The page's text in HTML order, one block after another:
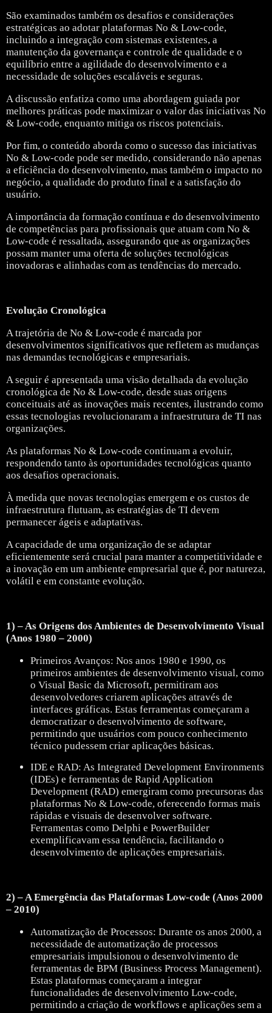
São examinados também os desafios e considerações
estratégicas ao adotar plataformas No & Low-code,
incluindo a integração com sistemas existentes, a
manutenção da governança e controle de qualidade e o
equilíbrio entre a agilidade do desenvolvimento e a
necessidade de soluções escaláveis e seguras.
A discussão enfatiza como uma abordagem guiada por
melhores práticas pode maximizar o valor das iniciativas No
& Low-code, enquanto mitiga os riscos potenciais.
Por fim, o conteúdo aborda como o sucesso das iniciativas
No & Low-code pode ser medido, considerando não apenas
a eficiência do desenvolvimento, mas também o impacto no
negócio, a qualidade do produto final e a satisfação do
usuário.
A importância da formação contínua e do desenvolvimento
de competências para profissionais que atuam com No &
Low-code é ressaltada, assegurando que as organizações
possam manter uma oferta de soluções tecnológicas
inovadoras e alinhadas com as tendências do mercado.
Evolução Cronológica
A trajetória de No & Low-code é marcada por
desenvolvimentos significativos que refletem as mudanças
nas demandas tecnológicas e empresariais.
A seguir é apresentada uma visão detalhada da evolução
cronológica de No & Low-code, desde suas origens
conceituais até as inovações mais recentes, ilustrando como
essas tecnologias revolucionaram a infraestrutura de TI nas
organizações.
As plataformas No & Low-code continuam a evoluir,
respondendo tanto às oportunidades tecnológicas quanto
aos desafios operacionais.
À medida que novas tecnologias emergem e os custos de
infraestrutura flutuam, as estratégias de TI devem
permanecer ágeis e adaptativas.
A capacidade de uma organização de se adaptar
eficientemente será crucial para manter a competitividade e
a inovação em um ambiente empresarial que é, por natureza,
volátil e em constante evolução.
1) – As Origens dos Ambientes de Desenvolvimento Visual
(Anos 1980 – 2000)
Primeiros Avanços: Nos anos 1980 e 1990, os
primeiros ambientes de desenvolvimento visual, como
o Visual Basic da Microsoft, permitiram aos
desenvolvedores criarem aplicações através de
interfaces gráficas. Estas ferramentas começaram a
democratizar o desenvolvimento de software,
permitindo que usuários com pouco conhecimento
técnico pudessem criar aplicações básicas.
IDE e RAD: As Integrated Development Environments
(IDEs) e ferramentas de Rapid Application
Development (RAD) emergiram como precursoras das
plataformas No & Low-code, oferecendo formas mais
rápidas e visuais de desenvolver software.
Ferramentas como Delphi e PowerBuilder
exemplificavam essa tendência, facilitando o
desenvolvimento de aplicações empresariais.
2) – A Emergência das Plataformas Low-code (Anos 2000
– 2010)
Automatização de Processos: Durante os anos 2000, a
necessidade de automatização de processos
empresariais impulsionou o desenvolvimento de
ferramentas de BPM (Business Process Management).
Estas plataformas começaram a integrar
funcionalidades de desenvolvimento Low-code,
permitindo a criação de workflows e aplicações sem a